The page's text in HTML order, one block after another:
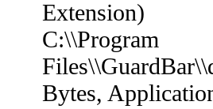
Extension)
C:\\Program
Bytes,